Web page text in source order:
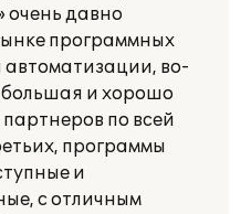
очень давно
программных
автоматизации, во-
большая и хорошо
по всей
программы
и
с отличным